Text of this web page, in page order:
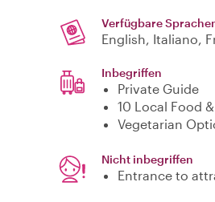
Verfügbare
English, Italiano,
Inbegriffen
Private Guide
10 Local Food
Vegetarian
Nicht inbegriffen
Entrance to